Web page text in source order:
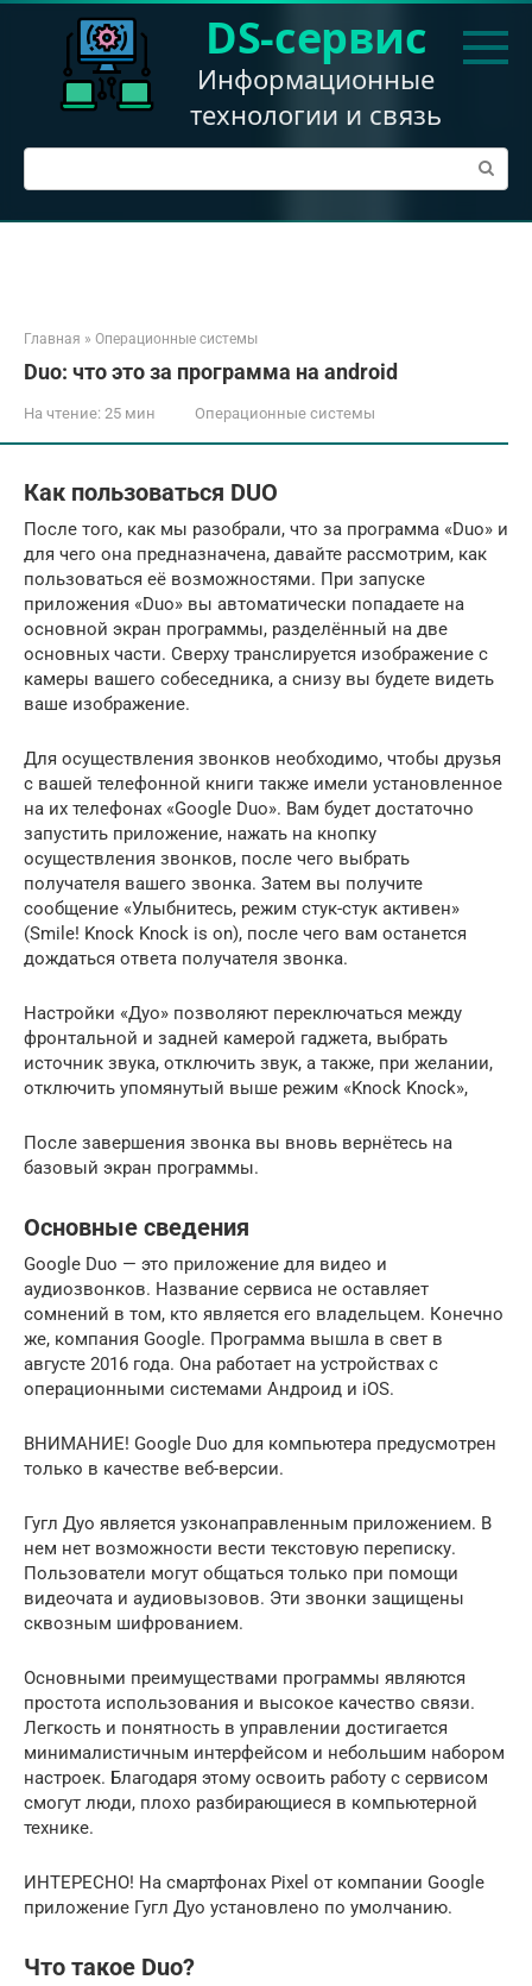
Перейти
DS-сервис
Информационные
технологии и связь
Поиск:
Главная » Операционные системы
Duo: что это за программа на android
На чтение: 25 мин Операционные системы
Как пользоваться DUO
После того, как мы разобрали, что за программа «Duo» и
для чего она предназначена, давайте рассмотрим, как
пользоваться её возможностями. При запуске
приложения «Duo» вы автоматически попадаете на
основной экран программы, разделённый на две
основных части. Сверху транслируется изображение с
камеры вашего собеседника, а снизу вы будете видеть
ваше изображение.
Для осуществления звонков необходимо, чтобы друзья
с вашей телефонной книги также имели установленное
на их телефонах «Google Duo». Вам будет достаточно
запустить приложение, нажать на кнопку
осуществления звонков, после чего выбрать
получателя вашего звонка. Затем вы получите
сообщение «Улыбнитесь, режим стук-стук активен»
(Smile! Knock Knock is on), после чего вам останется
дождаться ответа получателя звонка.
Настройки «Дуо» позволяют переключаться между
фронтальной и задней камерой гаджета, выбрать
источник звука, отключить звук, а также, при желании,
отключить упомянутый выше режим «Knock Knock»,
После завершения звонка вы вновь вернётесь на
базовый экран программы.
Основные сведения
Google Duo — это приложение для видео и
аудиозвонков. Название сервиса не оставляет
сомнений в том, кто является его владельцем. Конечно
же, компания Google. Программа вышла в свет в
августе 2016 года. Она работает на устройствах с
операционными системами Андроид и iOS.
ВНИМАНИЕ! Google Duo для компьютера предусмотрен
только в качестве веб-версии.
Гугл Дуо является узконаправленным приложением. В
нем нет возможности вести текстовую переписку.
Пользователи могут общаться только при помощи
видеочата и аудиовызовов. Эти звонки защищены
сквозным шифрованием.
Основными преимуществами программы являются
простота использования и высокое качество связи.
Легкость и понятность в управлении достигается
минималистичным интерфейсом и небольшим набором
настроек. Благодаря этому освоить работу с сервисом
смогут люди, плохо разбирающиеся в компьютерной
технике.
ИНТЕРЕСНО! На смартфонах Pixel от компании Google
приложение Гугл Дуо установлено по умолчанию.
Что такое Duo?